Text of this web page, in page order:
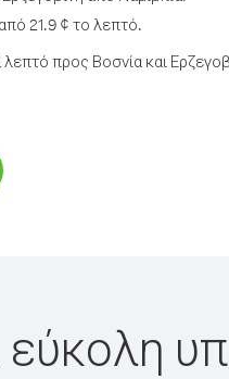
21.9 ¢ το λεπτό.
προς Βοσνία και
εύκολη